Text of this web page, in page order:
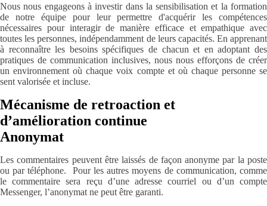
Nous nous engageons à investir dans la sensibilisation et la formation
de notre équipe pour leur permettre d'acquérir les compétences
nécessaires pour interagir de manière efficace et empathique avec
toutes les personnes, indépendamment de leurs capacités. En apprenant
à reconnaître les besoins spécifiques de chacun et en adoptant des
pratiques de communication inclusives, nous nous efforçons de créer
un environnement où chaque voix compte et où chaque personne se
sent valorisée et incluse.
Mécanisme de retroaction et
d’amélioration continue
Anonymat
Les commentaires peuvent être laissés de façon anonyme par la poste
ou par téléphone. Pour les autres moyens de communication, comme
le commentaire sera reçu d’une adresse courriel ou d’un compte
Messenger, l’anonymat ne peut être garanti.